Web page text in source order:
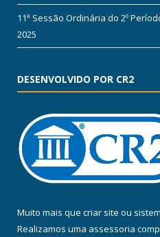
11ª Sessão Ordinária do 2º
2025
DESENVOLVIDO POR CR2
Muito mais que criar site ou
Realizamos uma assessoria